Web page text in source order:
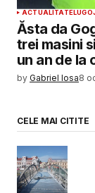
ACTUALITATE
Ăsta da
trei masini
un an de la
by Gabriel Iosa8
CELE MAI CITITE